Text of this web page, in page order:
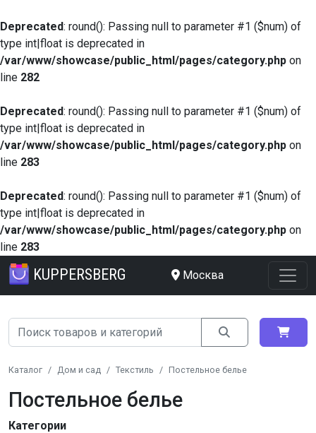
Deprecated: round(): Passing null to parameter #1 ($num) of
type int|float is deprecated in
/var/www/showcase/public_html/pages/category.php on
line 282
Deprecated: round(): Passing null to parameter #1 ($num) of
type int|float is deprecated in
/var/www/showcase/public_html/pages/category.php on
line 283
Deprecated: round(): Passing null to parameter #1 ($num) of
type int|float is deprecated in
/var/www/showcase/public_html/pages/category.php on
line 283
KUPPERSBERG Москва
Каталог Дом и сад Текстиль Постельное белье
Постельное белье
Категории